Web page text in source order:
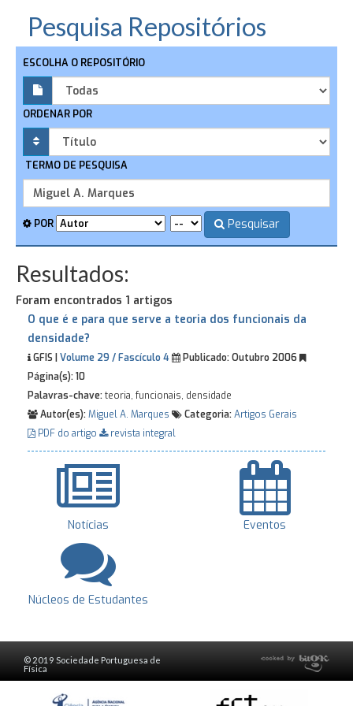
Pesquisa Repositórios
ESCOLHA O REPOSITÓRIO
ORDENAR POR
TERMO DE PESQUISA
POR Pesquisar
Resultados:
Foram encontrados 1 artigos
O que é e para que serve a teoria dos funcionais da
densidade?
GFIS | Volume 29 / Fascículo 4 Publicado:Outubro 2006
Página(s):10
Palavras-chave:teoria, funcionais, densidade
Autor(es):Miguel A. Marques Categoria:Artigos Gerais
PDF do artigo
revista integral
Notícias Eventos
Núcleos de Estudantes
© 2019 Sociedade Portuguesa de
Física